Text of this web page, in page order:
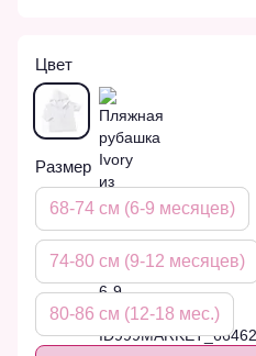
Цвет
Размер
68-74 см (6-9 месяцев)
74-80 см (9-12 месяцев)
80-86 см (12-18 мес.)